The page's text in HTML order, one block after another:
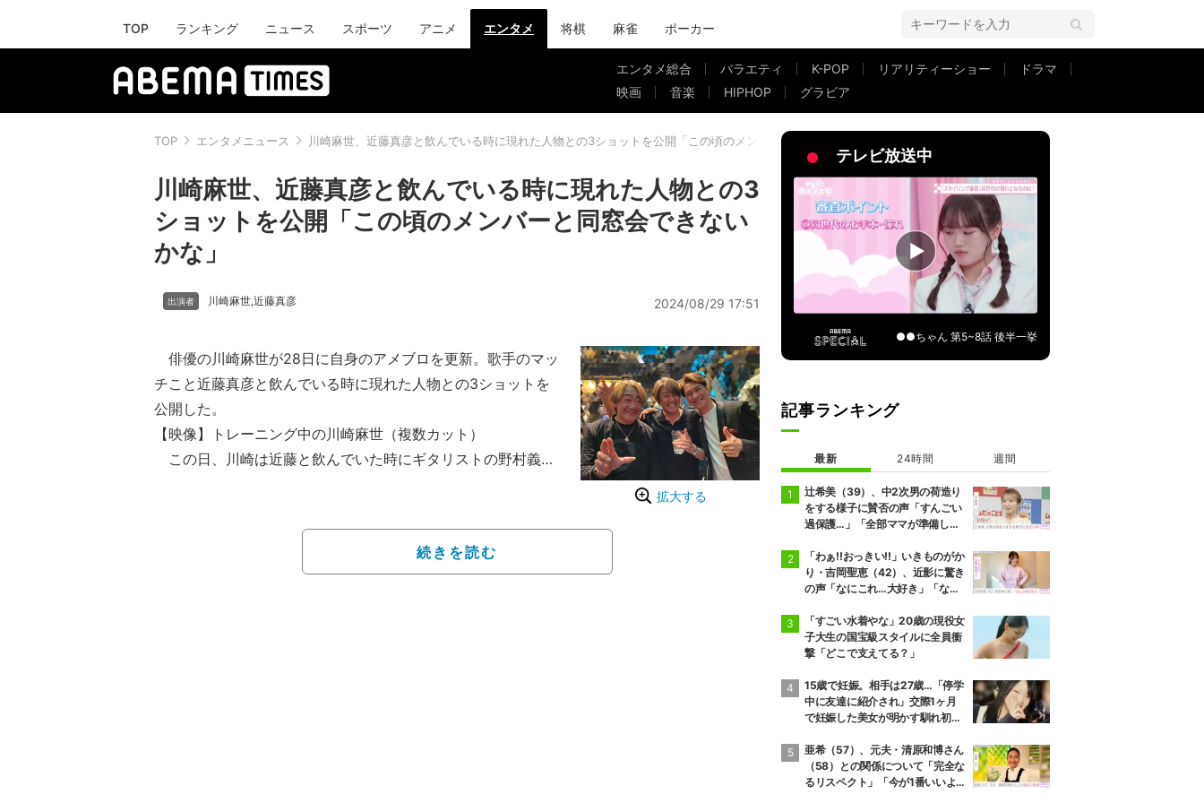
TOP ランキング ニュース スポーツ アニメ エンタメ 将棋 麻雀 ポーカー
エンタメ総合 バラエティ K-POP リアリティーショー
ドラマ
映画
音楽 HIPHOP グラビア
TOP エンタメニュース 川崎麻世、近藤真彦と飲んでいる時に現れた人物との3ショットを公開「この頃のメンバーと同窓会できないかな」
川崎麻世、近藤真彦と飲んでいる時に現れた人物との3
ショットを公開「この頃のメンバーと同窓会できない
かな」
川崎麻世,近藤真彦 2024/08/29 17:51
拡大する
俳優の川崎麻世が28日に自身のアメブロを更新。歌手のマッ
チこと近藤真彦と飲んでいる時に現れた人物との3ショットを
公開した。
【映像】トレーニング中の川崎麻世（複数カット）
この日、川崎は近藤と飲んでいた時にギタリストの野村義男
る」と述べ「当時代々木公園にあったゴーカートで遊んでいる
と男の子達に」「一緒に写真撮ってもらっていいですかと言わ
続きを読む
テレビ放送中
●●ちゃん 第5~8話 後半一挙
記事ランキング
最新 24時間 週間
辻希美（39）、中2次男の荷造り
をする様子に賛否の声「すんごい
過保護…」「全部ママが準備して
「わぁ!!おっきい!!」いきものがか
り・吉岡聖恵（42）、近影に驚き
の声「なにこれ…大好き」「なん
「すごい水着やな」20歳の現役女
子大生の国宝級スタイルに全員衝
撃「どこで支えてる？」
15歳で妊娠。相手は27歳…「停学
中に友達に紹介され」交際1ヶ月
で妊娠した美女が明かす馴れ初め
絶句
亜希（57）、元夫・清原和博さん
（58）との関係について「完全な
るリスペクト」「今が1番いいよ